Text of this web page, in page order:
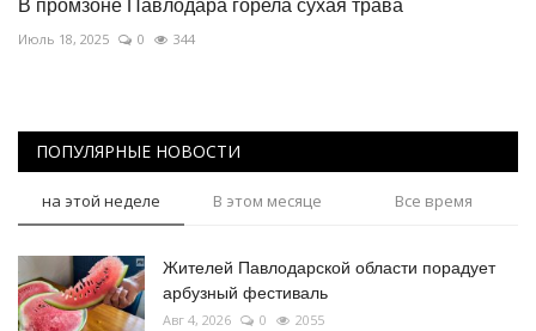
В промзоне Павлодара горела сухая трава
Июль 18, 2025 0 344
ПОПУЛЯРНЫЕ НОВОСТИ
на этой неделе В этом месяце Все время
Жителей Павлодарской области порадует
арбузный фестиваль
Авг 4, 2026 0 2055